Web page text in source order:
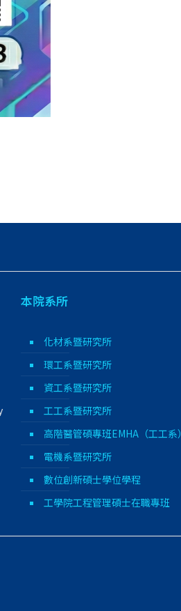
本院系所
化材系暨研究所
環工系暨研究所
資工系暨研究所
工工系暨研究所
高階醫管碩專班EMHA（工工系）
電機系暨研究所
數位創新碩士學位學程
工學院工程管理碩士在職專班